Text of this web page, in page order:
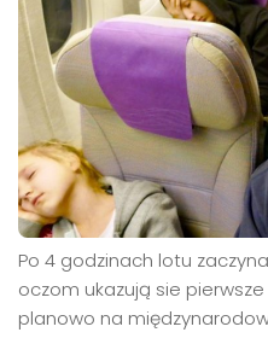
Po 4 godzinach lotu
oczom ukazują sie
planowo na